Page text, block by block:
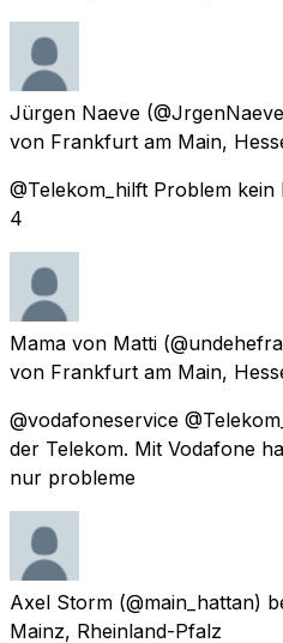
Jürgen Naeve
von Frankfurt am Main,
@Telekom_hilft Problem
4
Mama von Matti
von Frankfurt am Main,
@vodafoneservice
der Telekom. Mit Vodafone
nur probleme
Axel Storm (@main_hattan)
Mainz, Rheinland-Pfalz